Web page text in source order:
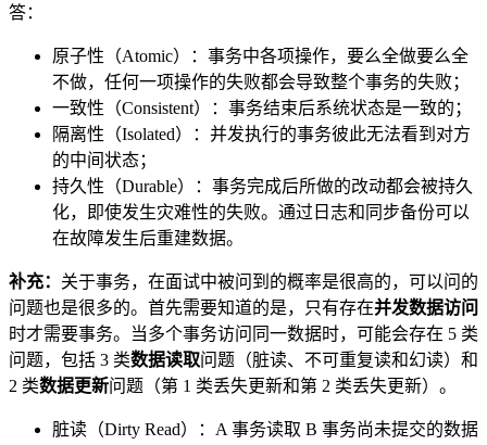
答：
原子性（Atomic）：事务中各项操作，要么全做要么全
不做，任何一项操作的失败都会导致整个事务的失败；
一致性（Consistent）：事务结束后系统状态是一致的；
隔离性（Isolated）：并发执行的事务彼此无法看到对方
的中间状态；
持久性（Durable）：事务完成后所做的改动都会被持久
化，即使发生灾难性的失败。通过日志和同步备份可以
在故障发生后重建数据。
补充： 关于事务，在面试中被问到的概率是很高的，可以问的
问题也是很多的。首先需要知道的是，只有存在并发数据访问
时才需要事务。当多个事务访问同一数据时，可能会存在 5 类
问题，包括 3 类数据读取问题（脏读、不可重复读和幻读）和
2 类数据更新问题（第 1 类丢失更新和第 2 类丢失更新）。
脏读（Dirty Read）：A 事务读取 B 事务尚未提交的数据